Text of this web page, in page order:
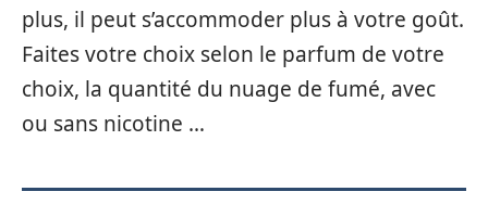
plus, il peut s’accommoder plus à votre goût.
Faites votre choix selon le parfum de votre
choix, la quantité du nuage de fumé, avec
ou sans nicotine …